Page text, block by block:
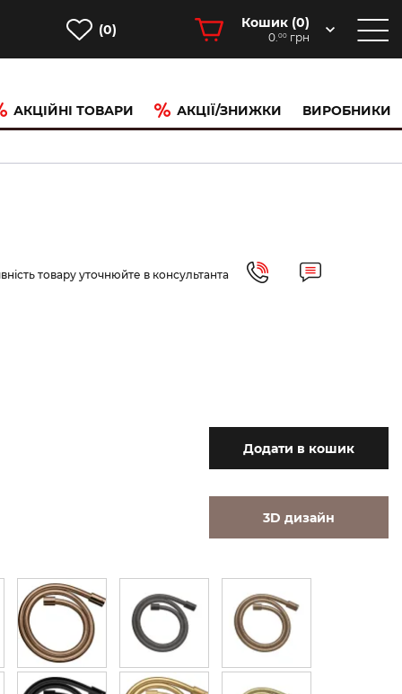
(0) Кошик (0)
0.00 грн
АКЦІЙНІ ТОВАРИ АКЦІЇ/ЗНИЖКИ ВИРОБНИКИ
товару уточнюйте в консультанта
Додати в кошик
3D дизайн